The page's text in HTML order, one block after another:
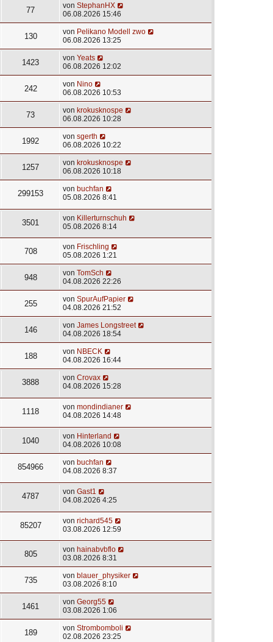
77 von StephanHX
06.08.2026 15:46
130 von Pelikano Modell zwo
06.08.2026 13:25
1423 von Yeats
06.08.2026 12:02
242 von Nino
06.08.2026 10:53
73 von krokusknospe
06.08.2026 10:28
1992 von sgerth
06.08.2026 10:22
1257 von krokusknospe
06.08.2026 10:18
299153 von buchfan
05.08.2026 8:41
3501 von Killerturnschuh
05.08.2026 8:14
708 von Frischling
05.08.2026 1:21
948 von TomSch
04.08.2026 22:26
255 von SpurAufPapier
04.08.2026 21:52
146 von James Longstreet
04.08.2026 18:54
188 von NBECK
04.08.2026 16:44
3888 von Crovax
04.08.2026 15:28
1118 von mondindianer
04.08.2026 14:48
1040 von Hinterland
04.08.2026 10:08
854966 von buchfan
04.08.2026 8:37
4787 von Gast1
04.08.2026 4:25
85207 von richard545
03.08.2026 12:59
805 von hainabvbflo
03.08.2026 8:31
735 von blauer_physiker
03.08.2026 8:10
1461 von Georg55
03.08.2026 1:06
189 von Strombomboli
02.08.2026 23:25